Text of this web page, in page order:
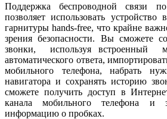
Поддержка беспроводной связи
позволяет использовать устройство
гарнитуры hands-free, что крайне
зрения безопасности. Вы сможете
звонки, используя встроенный
автоматического ответа,
мобильного телефона, набрать
навигатора и сохранять историю
сможете получить доступ в
канала мобильного телефона и
информацию о пробках.